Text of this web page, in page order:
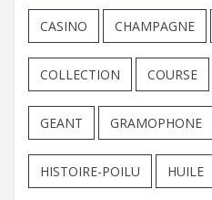
CASINO CHAMPAGNE
COLLECTION COURSE
GEANT GRAMOPHONE
HISTOIRE-POILU HUILE